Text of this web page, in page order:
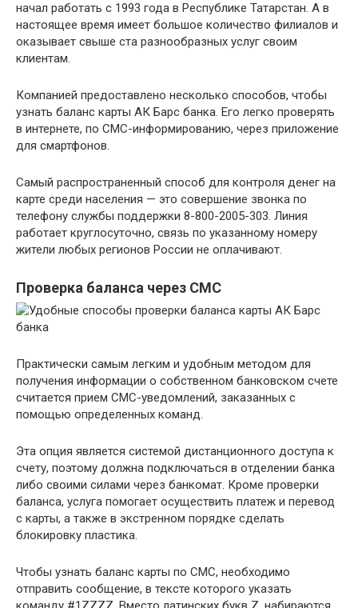
начал работать с 1993 года в Республике Татарстан. А в
настоящее время имеет большое количество филиалов и
оказывает свыше ста разнообразных услуг своим
клиентам.
Компанией предоставлено несколько способов, чтобы
узнать баланс карты АК Барс банка. Его легко проверять
в интернете, по СМС-информированию, через приложение
для смартфонов.
Самый распространенный способ для контроля денег на
карте среди населения — это совершение звонка по
телефону службы поддержки 8-800-2005-303. Линия
работает круглосуточно, связь по указанному номеру
жители любых регионов России не оплачивают.
Проверка баланса через СМС
Практически самым легким и удобным методом для
получения информации о собственном банковском счете
считается прием СМС-уведомлений, заказанных с
помощью определенных команд.
Эта опция является системой дистанционного доступа к
счету, поэтому должна подключаться в отделении банка
либо своими силами через банкомат. Кроме проверки
баланса, услуга помогает осуществить платеж и перевод
с карты, а также в экстренном порядке сделать
блокировку пластика.
Чтобы узнать баланс карты по СМС, необходимо
отправить сообщение, в тексте которого указать